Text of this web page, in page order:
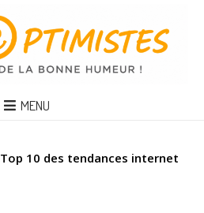
MENU
Top 10 des tendances internet